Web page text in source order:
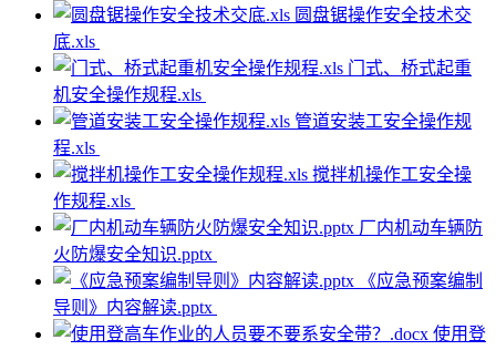
圆盘锯操作安全技术交
底.xls
门式、桥式起重
机安全操作规程.xls
管道安装工安全操作规
程.xls
搅拌机操作工安全操
作规程.xls
厂内机动车辆防
火防爆安全知识.pptx
《应急预案编制
导则》内容解读.pptx
使用登